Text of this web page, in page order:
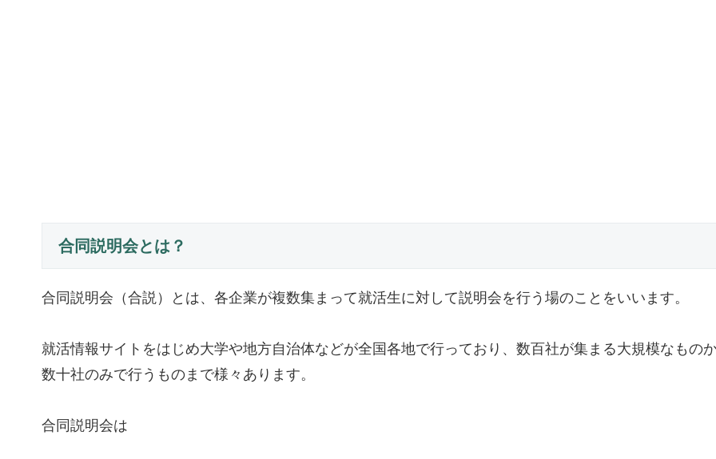
合同説明会とは？
合同説明会（合説）とは、各企業が複数集まって就活生に対して説明会を行う場のことをいいます。
就活情報サイトをはじめ大学や地方自治体などが全国各地で行っており、数百社が集まる大規模なもの
数十社のみで行うものまで様々あります。
合同説明会は